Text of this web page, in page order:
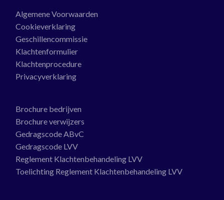
Algemene Voorwaarden
Cookieverklaring
Geschillencommissie
Klachtenformulier
Klachtenprocedure
Privacyverklaring
Brochure bedrijven
Brochure verwijzers
Gedragscode ABvC
Gedragscode LVV
Reglement Klachtenbehandeling LVV
Toelichting Reglement Klachtenbehandeling LVV